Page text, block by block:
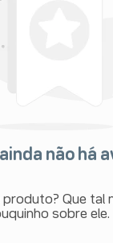
não há
produto? Que tal
sobre ele.